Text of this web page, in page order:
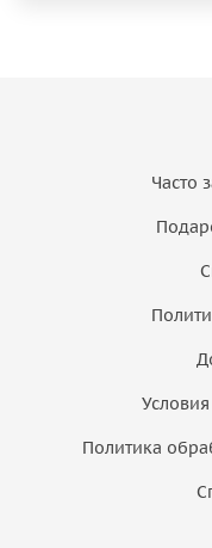
Часто
Политика